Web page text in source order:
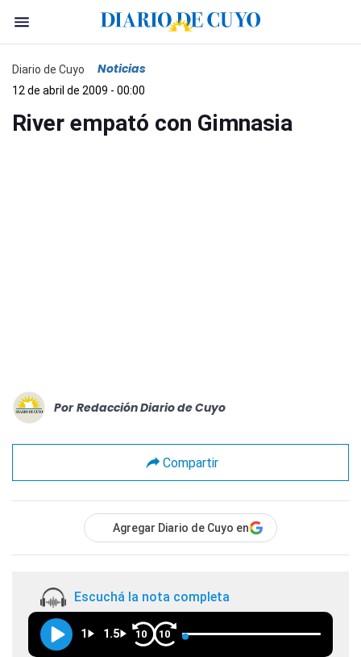
Diario de Cuyo Noticias
12 de abril de 2009 - 00:00
River empató con Gimnasia
Por Redacción Diario de Cuyo
Compartir
Agregar Diario de Cuyo en
Escuchá la nota completa
1 1.5 10 10